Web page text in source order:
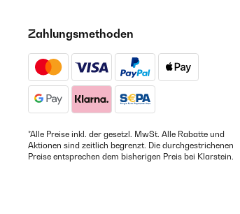
Zahlungsmethoden
*Alle Preise inkl. der gesetzl. MwSt. Alle Rabatte und
Aktionen sind zeitlich begrenzt. Die durchgestrichenen
Preise entsprechen dem bisherigen Preis bei Klarstein.